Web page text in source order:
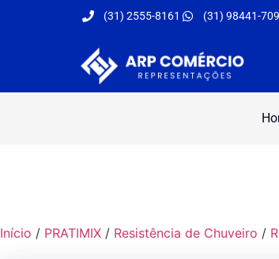
(31) 2555-8161 (31) 98441-
Início / PRATIMIX / Resistência de Chuveiro /